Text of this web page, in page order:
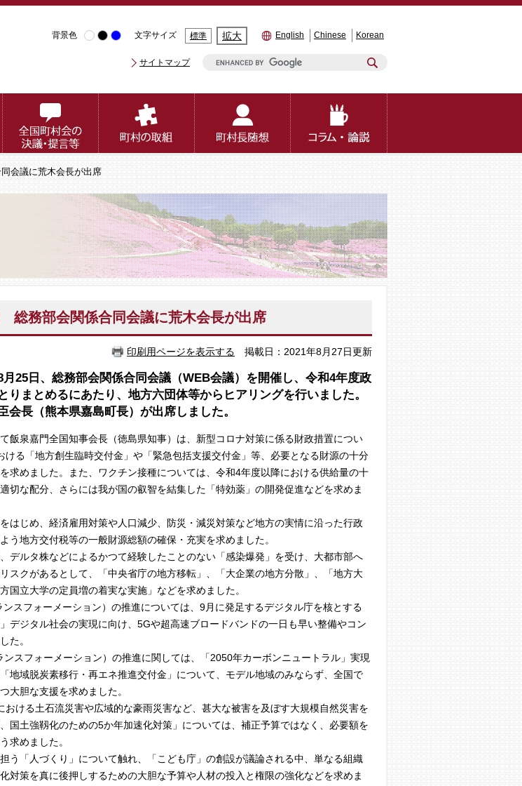
背景色 文字サイズ 標準 拡大 English Chinese Korean
サイトマップ
会議に荒木会長が出席
総務部会関係合同会議に荒木会長が出席
印刷用ページを表示する 掲載日：2021年8月27日更新
25日、総務部会関係合同会議（WEB会議）を開催し、令和4年度政
りまとめるにあたり、地方六団体等からヒアリングを行いました。
会長（熊本県嘉島町長）が出席しました。
飯泉嘉門全国知事会長（徳島県知事）は、新型コロナ対策に係る財政措置につい
ける「地方創生臨時交付金」や「緊急包括支援交付金」等、必要となる財源の十分
求めました。また、ワクチン接種については、令和4年度以降における供給量の十
切な配分、さらには我が国の叡智を結集した「特効薬」の開発促進などを求めま
はじめ、経済雇用対策や人口減少、防災・減災対策など地方の実情に沿った行政
う地方交付税等の一般財源総額の確保・充実を求めました。
デルタ株などによるかつて経験したことのない「感染爆発」を受け、大都市部へ
スクがあるとして、「中央省庁の地方移転」、「大企業の地方分散」、「地方大
国立大学の定員増の着実な実施」などを求めました。
スフォーメーション）の推進については、9月に発足するデジタル庁を核とする
」デジタル社会の実現に向け、5Gや超高速ブロードバンドの一日も早い整備やコン
た。
スフォーメーション）の推進に関しては、「2050年カーボンニュートラル」実現
地域脱炭素移行・再エネ推進交付金」について、モデル地域のみならず、全国で
大胆な支援を求めました。
ける土石流災害や広域的な豪雨災害など、甚大な被害を及ぼす大規模自然災害を
国土強靱化のための5か年加速化対策」については、補正予算ではなく、必要額を
求めました。
う「人づくり」について触れ、「こども庁」の創設が議論される中、単なる組織
対策を真に後押しするための大胆な予算や人材の投入と権限の強化などを求めま